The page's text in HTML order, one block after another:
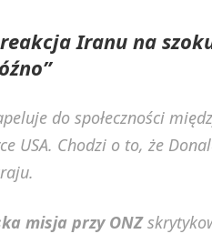
Iranu na
do społeczności
USA. Chodzi o to, że
misja przy ONZ